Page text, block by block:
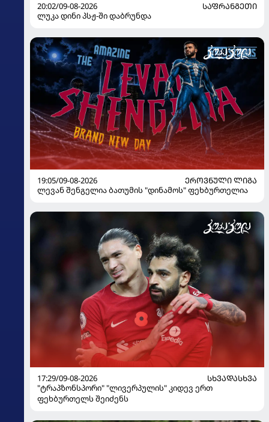
20:02/09-08-2026
ᲡᲐᲤᲠᲐᲜᲒᲔᲗᲘ
ლუკა დინი პსჟ-ში დაბრუნდა
19:05/09-08-2026
ᲔᲠᲝᲕᲜᲣᲚᲘ ᲚᲘᲒᲐ
ლევან შენგელია ბათუმის "დინამოს" ფეხბურთელია
17:29/09-08-2026
ᲡᲮᲕᲐᲓᲐᲡᲮᲕᲐ
"ტრაპზონსპორი" "ლივერპულის" კიდევ ერთ
ფეხბურთელს შეიძენს